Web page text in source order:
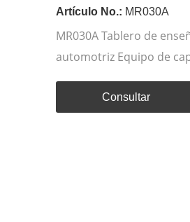
Artículo No.: MR030A
MR030A Tablero de
automotriz Equipo de
Consultar